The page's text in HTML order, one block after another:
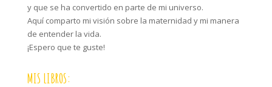
y que se ha convertido en parte de mi universo.
Aquí comparto mi visión sobre la maternidad y mi manera
de entender la vida.
¡Espero que te guste!
MIS LIBROS: